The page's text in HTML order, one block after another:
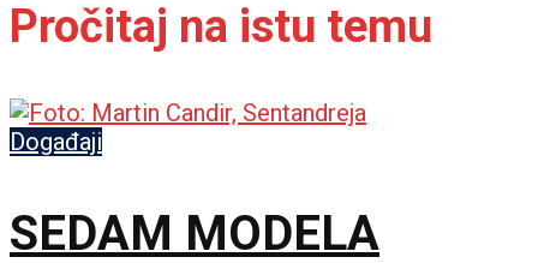
Pročitaj na istu temu
Događaji
SEDAM MODELA